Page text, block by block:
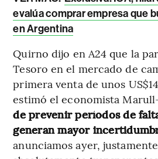
evalúa comprar empresa que
en Argentina
Quirno dijo en A24 que la
Tesoro en el mercado de
primera venta de unos
estimó el economista
de prevenir períodos de
generan mayor
anunciamos ayer,